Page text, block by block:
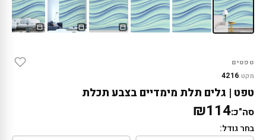
טפטים
מקט:4216
טפט | גלים תלת מימדיים בצבע תכלת
סה"כ:₪114
בחר גודל: